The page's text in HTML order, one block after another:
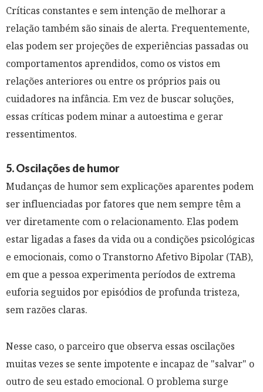
Críticas constantes e sem intenção de melhorar a
relação também são sinais de alerta. Frequentemente,
elas podem ser projeções de experiências passadas ou
comportamentos aprendidos, como os vistos em
relações anteriores ou entre os próprios pais ou
cuidadores na infância. Em vez de buscar soluções,
essas críticas podem minar a autoestima e gerar
ressentimentos.
5. Oscilações de humor
Mudanças de humor sem explicações aparentes podem
ser influenciadas por fatores que nem sempre têm a
ver diretamente com o relacionamento. Elas podem
estar ligadas a fases da vida ou a condições psicológicas
e emocionais, como o Transtorno Afetivo Bipolar (TAB),
em que a pessoa experimenta períodos de extrema
euforia seguidos por episódios de profunda tristeza,
sem razões claras.
Nesse caso, o parceiro que observa essas oscilações
muitas vezes se sente impotente e incapaz de "salvar" o
outro de seu estado emocional. O problema surge